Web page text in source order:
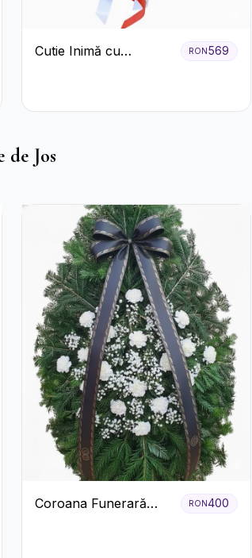
Cutie Inimă cu
Bomboane Raffaello
RON569
Jos
Coroana Funerară
RON400